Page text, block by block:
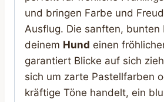
und bringen Farbe und
Ausflug. Die sanften, bunten
deinem Hund einen
garantiert Blicke auf sich
sich um zarte Pastellfarben
kräftige Töne handelt, ein